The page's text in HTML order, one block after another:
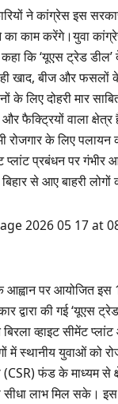
ने कांग्रेस इस
काम करेंगे।युवा कांग्रेस
कि ‘यूएस ट्रेड
खाद, बीज और फसलों
के लिए दोहरी मार
और फैक्ट्रियों वाला
रोजगार के लिए पलायन
प्लांट प्रबंधन पर गंभीर
से आए बाहरी
आह्वान पर आयोजित
द्वारा की गई ‘यूएस
बिरला व्हाइट सीमेंट
में स्थानीय युवाओं को
(CSR) फंड के माध्यम
लाभ मिल सके। इस